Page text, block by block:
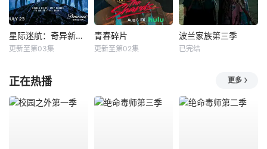
星际迷航：奇异新世界第四季
更新至第03集
青春碎片
更新至第02集
波兰家族第三季
已完结
正在热播 更多